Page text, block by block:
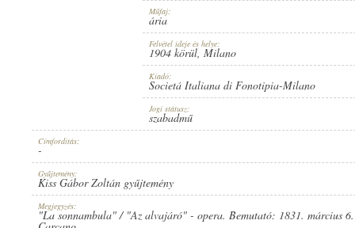
1904 KÖRÜL
SOCIETÁ ITALIANA DI FONOTIPIA-MILANO
Műfaj:
ária
Felvétel ideje és helye:
1904 körül, Milano
Kiadó:
Societá Italiana di Fonotipia-Milano
Jogi státusz:
szabadmű
Címfordítás:
-
Gyűjtemény:
Kiss Gábor Zoltán gyűjtemény
Megjegyzés:
"La sonnambula" / "Az alvajáró" - opera. Bemutató: 1831. március